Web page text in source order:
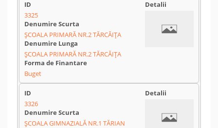
3325
ȘCOALA PRIMARĂ NR.2 TĂRCĂIȚA
ȘCOALA PRIMARĂ NR.2 TĂRCĂIȚA
Buget
3326
ȘCOALA GIMNAZIALĂ NR.1 TĂRIAN